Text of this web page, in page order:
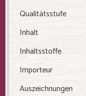
Qualitätsstufe
Inhalt
Inhaltsstoffe
Importeur
Auszeichnungen